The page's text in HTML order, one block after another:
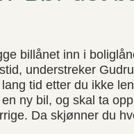
billånet inn i
understreker
tid etter du ikke
ny bil, og skal ta
Da skjønner du